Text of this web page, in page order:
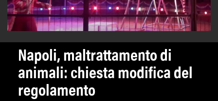
Napoli, maltrattamento di
animali: chiesta modifica del
regolamento